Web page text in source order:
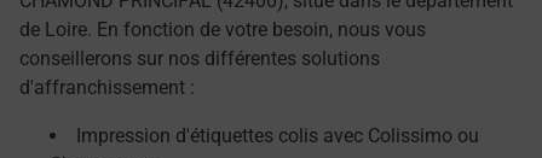
de Loire. En fonction de votre besoin, nous vous
conseillerons sur nos différentes solutions
d'affranchissement :
Impression d'étiquettes colis avec Colissimo ou